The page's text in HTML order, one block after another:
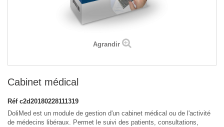
Agrandir
Cabinet médical
Réf c2d20180228111319
DoliMed est un module de gestion d'un cabinet médical ou de l'activité
de médecins libéraux. Permet le suivi des patients, consultations,